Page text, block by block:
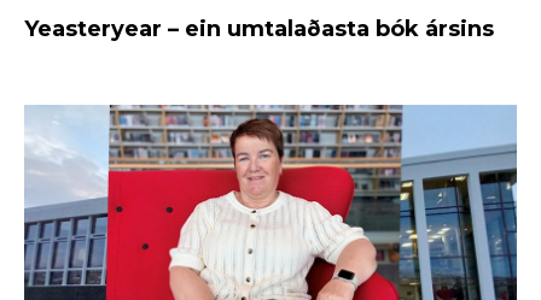
Yeasteryear – ein umtalaðasta bók ársins